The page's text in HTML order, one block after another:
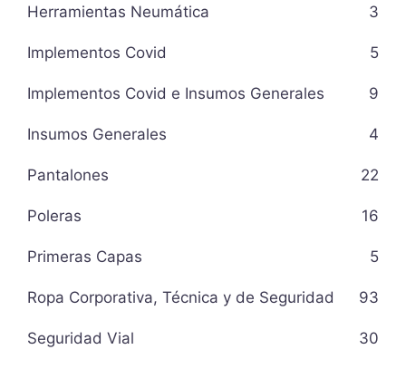
Herramientas Neumática 3
Implementos Covid 5
Implementos Covid e Insumos Generales 9
Insumos Generales 4
Pantalones 22
Poleras 16
Primeras Capas 5
Ropa Corporativa, Técnica y de Seguridad 93
Seguridad Vial 30